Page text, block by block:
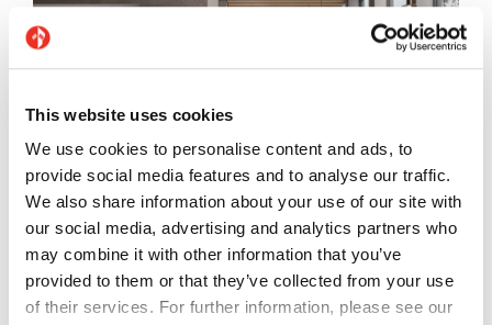
This website uses cookies
We use cookies to personalise content and ads, to
provide social media features and to analyse our traffic.
We also share information about your use of our site with
our social media, advertising and analytics partners who
may combine it with other information that you’ve
provided to them or that they’ve collected from your use
of their services. For further information, please see our
Revêtement de sol : Stile Pearl - Revêtement mural :
Stile French